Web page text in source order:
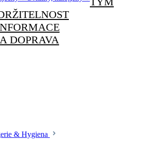
DOPRAVA
& Hygiena